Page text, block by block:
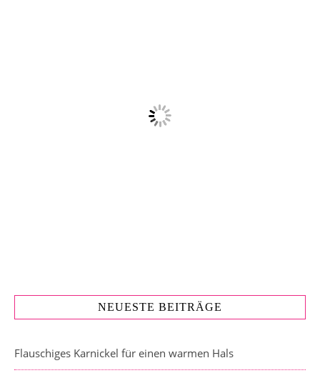
NEUESTE BEITRÄGE
Flauschiges Karnickel für einen warmen Hals